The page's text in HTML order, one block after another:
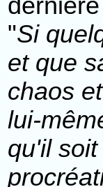
"Si
et que
chaos
lui-
qu'il